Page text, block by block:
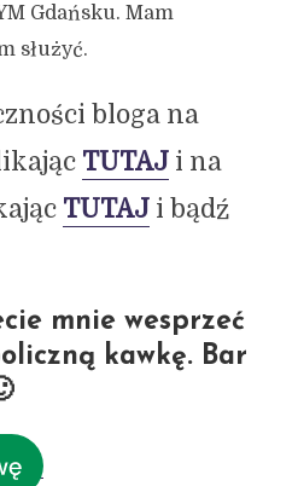
Gdańsku. Mam
służyć.
bloga na
TUTAJi na
TUTAJi bądź
mnie wesprzeć
kawkę. Bar